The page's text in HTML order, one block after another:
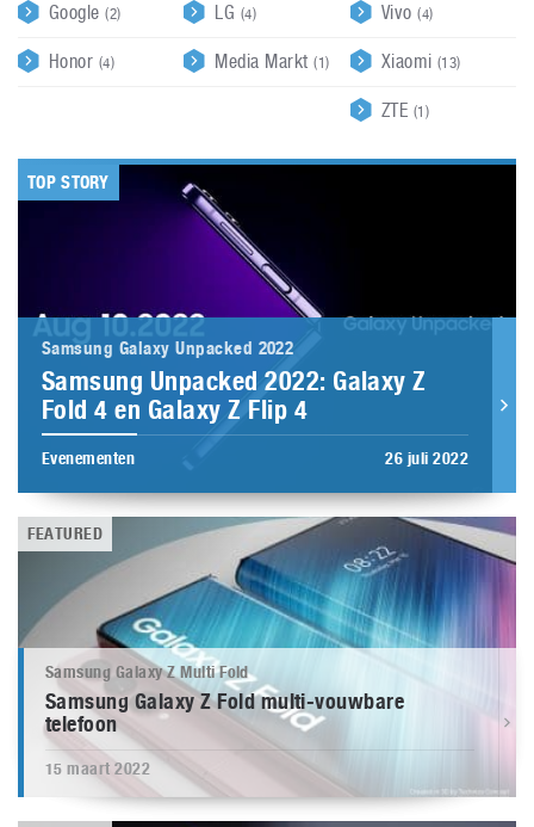
Google(2)
Honor (4)
LG (4)
Media Markt(1)
Vivo(4)
Xiaomi(13)
ZTE (1)
TOP STORY
Samsung Galaxy Unpacked 2022
Samsung Unpacked 2022: Galaxy Z
Fold 4 en Galaxy Z Flip 4
Evenementen 26 juli 2022
FEATURED
Samsung Galaxy Z Multi Fold
Samsung Galaxy Z Fold multi-vouwbare
telefoon
15 maart 2022